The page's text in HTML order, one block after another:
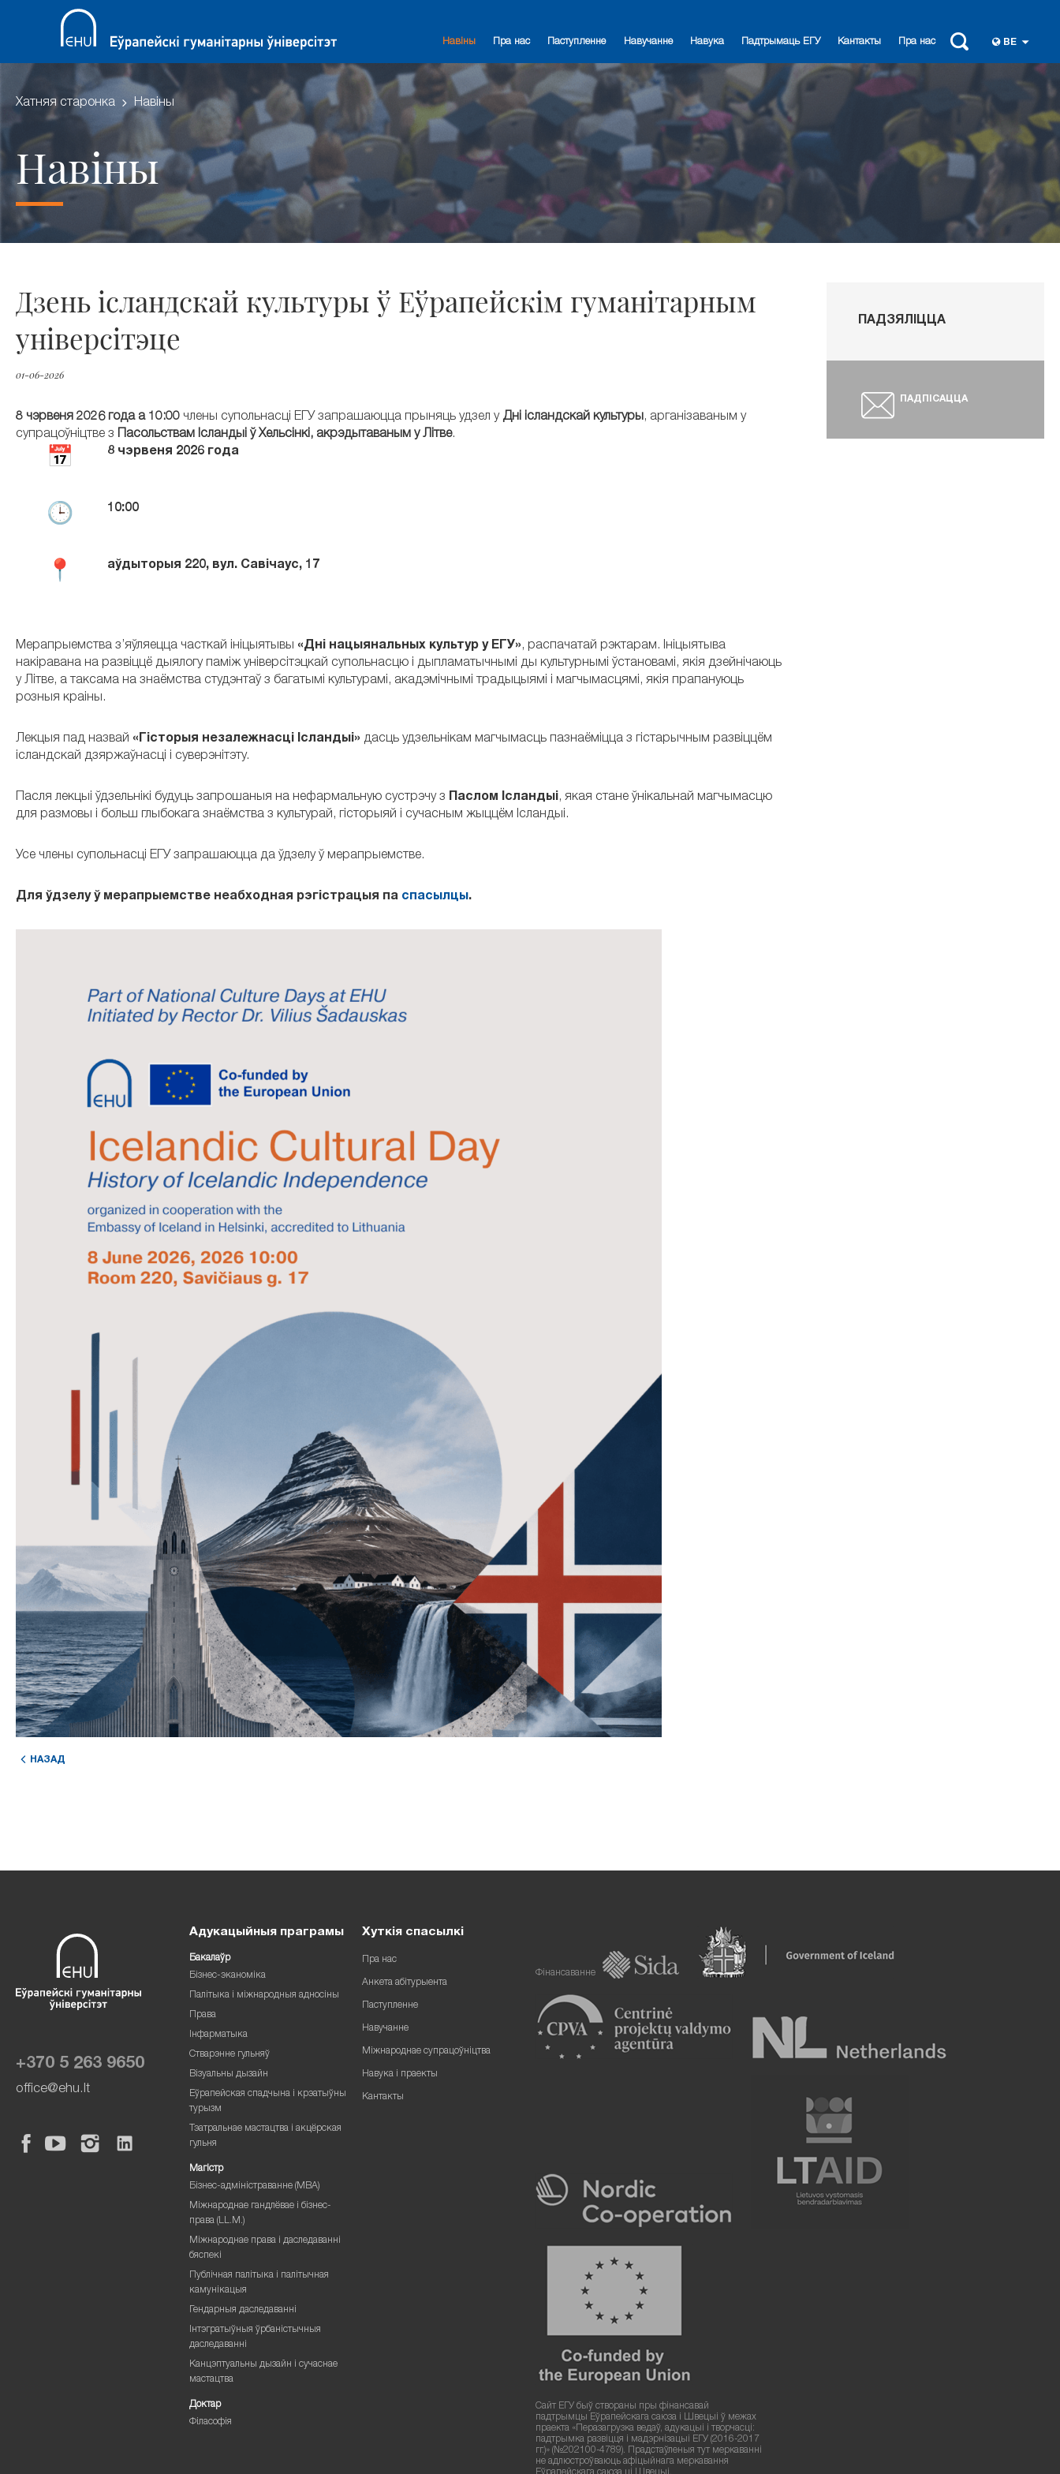
Навіны Пра нас Паступленне Навучанне Навука Падтрымаць ЕГУ Кантакты Пра нас BE
Хатняя старонка Навіны
Навіны
Дзень ісландскай культуры ў Еўрапейскім гуманітарным
універсітэце
01-06-2026
8 чэрвеня 2026 года а 10:00 члены супольнасці ЕГУ запрашаюцца прыняць удзел у Дні ісландскай культуры, арганізаваным у
супрацоўніцтве з Пасольствам Ісландыі ў Хельсінкі, акрэдытаваным у Літве.
8 чэрвеня 2026 года
10:00
аўдыторыя 220, вул. Савічаус, 17
Мерапрыемства з’яўляецца часткай ініцыятывы «Дні нацыянальных культур у ЕГУ», распачатай рэктарам. Ініцыятыва
накіравана на развіццё дыялогу паміж універсітэцкай супольнасцю і дыпламатычнымі ды культурнымі ўстановамі, якія дзейнічаюць
у Літве, а таксама на знаёмства студэнтаў з багатымі культурамі, акадэмічнымі традыцыямі і магчымасцямі, якія прапануюць
розныя краіны.
Лекцыя пад назвай «Гісторыя незалежнасці Ісландыі» дасць удзельнікам магчымасць пазнаёміцца з гістарычным развіццём
ісландскай дзяржаўнасці і суверэнітэту.
Пасля лекцыі ўдзельнікі будуць запрошаныя на нефармальную сустрэчу з Паслом Ісландыі, якая стане ўнікальнай магчымасцю
для размовы і больш глыбокага знаёмства з культурай, гісторыяй і сучасным жыццём Ісландыі.
Усе члены супольнасці ЕГУ запрашаюцца да ўдзелу ў мерапрыемстве.
Для ўдзелу ў мерапрыемстве неабходная рэгістрацыя па спасылцы.
НАЗАД
ПАДЗЯЛІЦЦА
ПАДПІСАЦЦА
+370 5 263 9650
office@ehu.lt
Адукацыйныя праграмы
Бакалаўр
Бізнес-эканоміка
Палітыка і міжнародныя адносіны
Права
Інфарматыка
Стварэнне гульняў
Візуальны дызайн
Еўрапейская спадчына і крэатыўны
турызм
Тэатральнае мастацтва і акцёрская
гульня
Магістр
Бізнес-адміністраванне (MBA)
Міжнароднае гандлёвае і бізнес-
права (LL.M.)
Міжнароднае права і даследаванні
бяспекі
Публічная палітыка і палітычная
камунікацыя
Гендарныя даследаванні
Інтэгратыўныя ўрбаністычныя
даследаванні
Канцэптуальны дызайн і сучаснае
мастацтва
Доктар
Філасофія
Хуткія спасылкі
Пра нас
Анкета абітурыента
Паступленне
Навучанне
Міжнароднае супрацоўніцтва
Навука і праекты
Кантакты
Фінансаванне
Сайт ЕГУ быў створаны пры фінансавай
падтрымцы Еўрапейскага саюза і Швецыі ў межах
праекта «Перазагрузка ведаў, адукацыі і творчасці:
падтрымка развіцця і мадэрнізацыі ЕГУ (2016-2017
гг.)» (№202100-4789). Прадстаўленыя тут меркаванні
не адлюстроўваюць афіцыйнага меркавання
Еўрапейскага саюза ці Швецыі.